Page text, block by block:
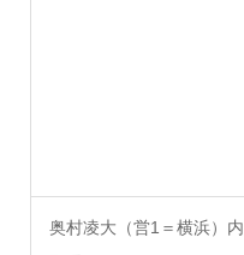
奥村凌大（営1＝横浜）内